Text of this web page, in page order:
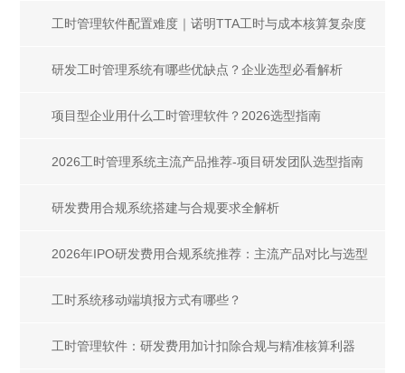
需
工时管理软件配置难度｜诺明TTA工时与成本核算复杂度
解析
研发工时管理系统有哪些优缺点？企业选型必看解析
项目型企业用什么工时管理软件？2026选型指南
2026工时管理系统主流产品推荐-项目研发团队选型指南
研发费用合规系统搭建与合规要求全解析
2026年IPO研发费用合规系统推荐：主流产品对比与选型
指南
工时系统移动端填报方式有哪些？
工时管理软件：研发费用加计扣除合规与精准核算利器